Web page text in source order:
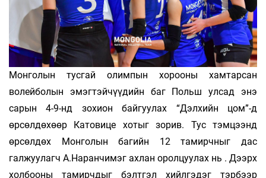
Монголын тусгай олимпын хорооны хамтарсан
волейболын эмэгтэйчүүдийн баг Польш улсад энэ
сарын 4-9-нд зохион байгуулах “Дэлхийн цом”-д
өрсөлдөхөөр Катовице хотыг зорив. Тус тэмцээнд
өрсөлдөх Монголын багийн 12 тамирчныг дас
галжуулагч А.Наранчимэг ахлан оролцуулах нь . Дээрх
холбооны тамирчдыг бэлтгэл хийлгэдэг тэрбээр